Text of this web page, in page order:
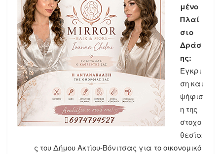
μένο
Πλαί
σιο
Δράσ
ης:
Έγκρι
ση και
ψήφισ
η της
στοχο
θεσία
ς του Δήμου Ακτίου-Βόνιτσας για το οικονομικό